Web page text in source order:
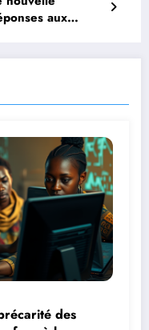
aux
des